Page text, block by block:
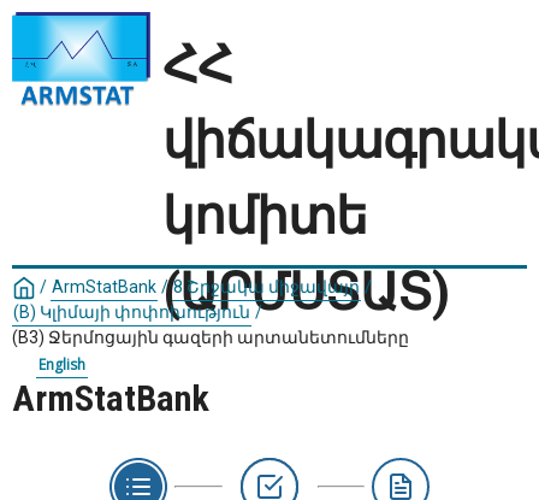
ՀՀ
կոմիտե
(ԱՐՄՍՏԱՏ)
English
/ ArmStatBank / 8 Շրջակա միջավայր /
(B) Կլիմայի փոփոխություն /
(B3) Ջերմոցային գազերի արտանետումները
ArmStatBank